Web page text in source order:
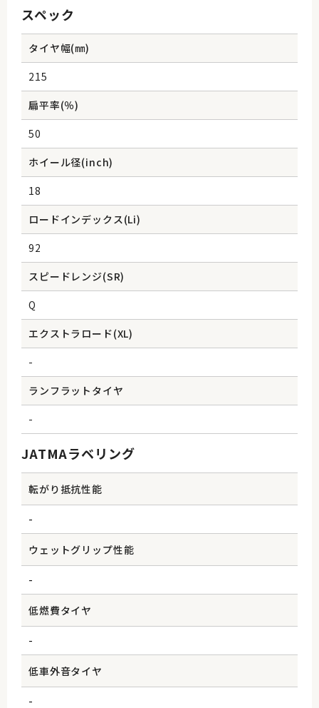
スペック
タイヤ幅(㎜)
215
扁平率(％)
50
ホイール径(inch)
18
ロードインデックス(Li)
92
スピードレンジ(SR)
Q
エクストラロード(XL)
-
ランフラットタイヤ
-
JATMAラベリング
転がり抵抗性能
-
ウェットグリップ性能
-
低燃費タイヤ
-
低車外音タイヤ
-